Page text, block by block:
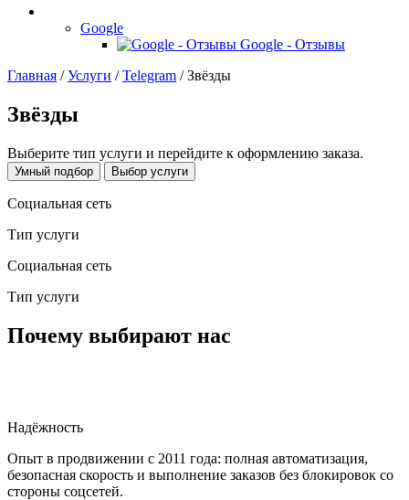
Google
Google - Отзывы
Главная /Услуги /Telegram /Звёзды
Звёзды
Выберите тип услуги и перейдите к оформлению заказа.
Умный подбор Выбор услуги
Социальная сеть
Тип услуги
Социальная сеть
Тип услуги
Почему выбирают нас
Надёжность
Опыт в продвижении с 2011 года: полная автоматизация,
безопасная скорость и выполнение заказов без блокировок со
стороны соцсетей.